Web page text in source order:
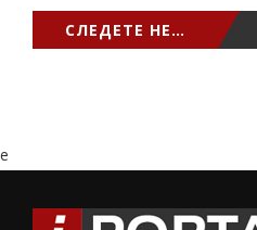
СЛЕДЕТЕ НЕ…
e